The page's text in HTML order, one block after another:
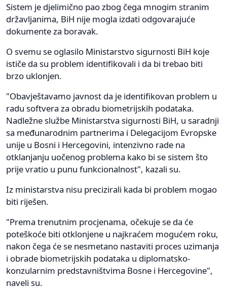
Sistem je djelimično pao zbog čega mnogim stranim
državljanima, BiH nije mogla izdati odgovarajuće
dokumente za boravak.
O svemu se oglasilo Ministarstvo sigurnosti BiH koje
ističe da su problem identifikovali i da bi trebao biti
brzo uklonjen.
"Obavještavamo javnost da je identifikovan problem u
radu softvera za obradu biometrijskih podataka.
Nadležne službe Ministarstva sigurnosti BiH, u saradnji
sa međunarodnim partnerima i Delegacijom Evropske
unije u Bosni i Hercegovini, intenzivno rade na
otklanjanju uočenog problema kako bi se sistem što
prije vratio u punu funkcionalnost", kazali su.
Iz ministarstva nisu precizirali kada bi problem mogao
biti riješen.
"Prema trenutnim procjenama, očekuje se da će
poteškoće biti otklonjene u najkraćem mogućem roku,
nakon čega će se nesmetano nastaviti proces uzimanja
i obrade biometrijskih podataka u diplomatsko-
konzularnim predstavništvima Bosne i Hercegovine",
naveli su.